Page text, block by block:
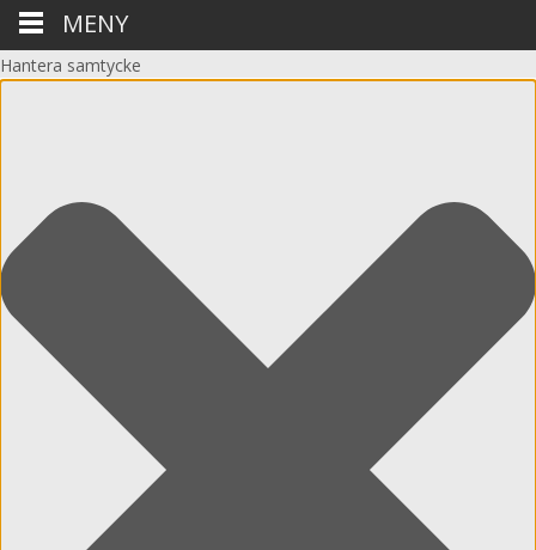
Hantera samtycke
MENY